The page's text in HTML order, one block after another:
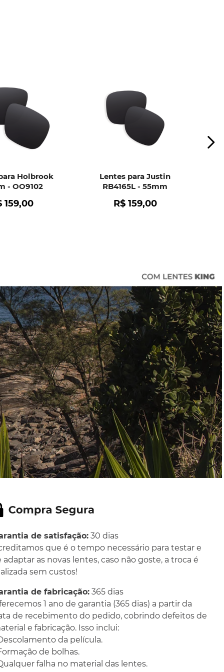
Holbrook
- OO9102
159,00
Lentes para Justin
RB4165L - 55mm
R$ 159,00
de satisfação:30 dias
que é o tempo necessário para testar e
adaptar as novas lentes, caso não goste, a troca é
sem custos!
de fabricação:365 dias
1 ano de garantia (365 dias) a partir da
de recebimento do pedido, cobrindo defeitos de
e fabricação. Isso inclui:
da película.
de bolhas.
falha no material das lentes.